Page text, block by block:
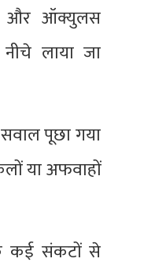
और ऑक्युलस
लाया जा
पूछा गया
या अफवाहों
संकटों से